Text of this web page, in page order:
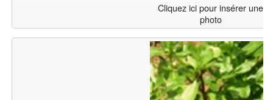
Cliquez ici pour insérer une
photo